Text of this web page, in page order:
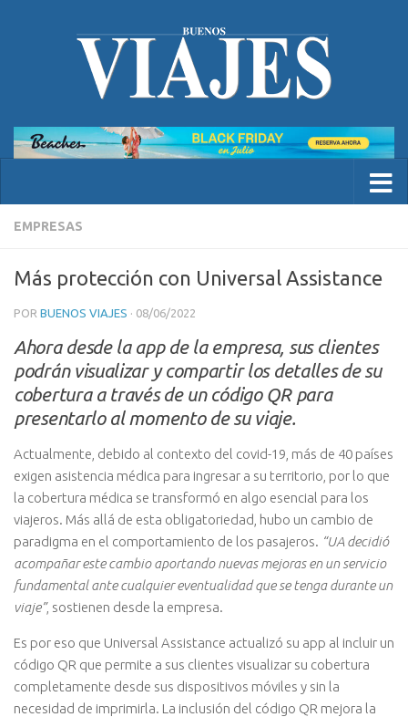
EMPRESAS
Más protección con Universal Assistance
POR BUENOS VIAJES · 08/06/2022
Ahora desde la app de la empresa, sus clientes
podrán visualizar y compartir los detalles de su
cobertura a través de un código QR para
presentarlo al momento de su viaje.
Actualmente, debido al contexto del covid-19, más de 40 países
exigen asistencia médica para ingresar a su territorio, por lo que
la cobertura médica se transformó en algo esencial para los
viajeros. Más allá de esta obligatoriedad, hubo un cambio de
paradigma en el comportamiento de los pasajeros. “UA decidió
acompañar este cambio aportando nuevas mejoras en un servicio
fundamental ante cualquier eventualidad que se tenga durante un
viaje”, sostienen desde la empresa.
Es por eso que Universal Assistance actualizó su app al incluir un
código QR que permite a sus clientes visualizar su cobertura
completamente desde sus dispositivos móviles y sin la
necesidad de imprimirla. La inclusión del código QR mejora la